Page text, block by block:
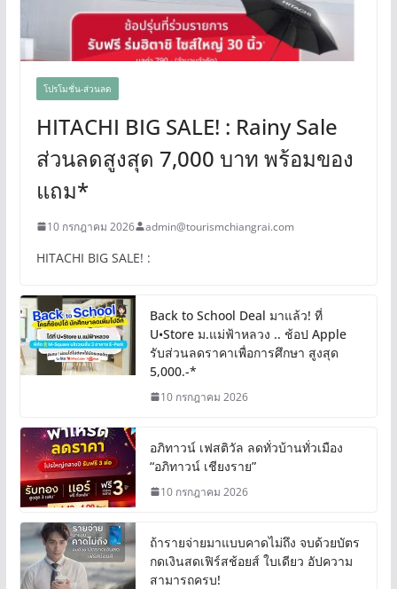
โปรโมชั่น-ส่วนลด
HITACHI BIG SALE! : Rainy Sale
ส่วนลดสูงสุด 7,000 บาท พร้อมของ
แถม*
10 กรกฎาคม 2026 admin@tourismchiangrai.com
HITACHI BIG SALE! :
Back to School Deal มาแล้ว! ที่
U•Store ม.แม่ฟ้าหลวง .. ช้อป Apple
รับส่วนลดราคาเพื่อการศึกษา สูงสุด
5,000.-*
10 กรกฎาคม 2026
อภิทาวน์ เฟสติวัล ลดทั่วบ้านทั่วเมือง
“อภิทาวน์ เชียงราย”
10 กรกฎาคม 2026
ถ้ารายจ่ายมาแบบคาดไม่ถึง จบด้วยบัตร
กดเงินสดเฟิร์สช้อยส์ ใบเดียว อัปความ
สามารถครบ!